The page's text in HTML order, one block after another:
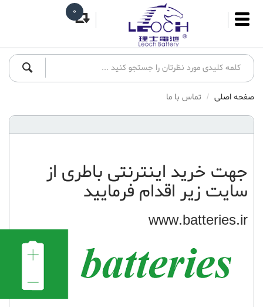
0
صفحه اصلی تماس با ما
جهت خرید اینترنتی باطریاز
سایت زیر اقدام فرمایید
www.batteries.ir